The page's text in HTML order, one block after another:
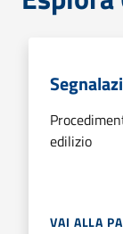
edilizio
VAI ALLA